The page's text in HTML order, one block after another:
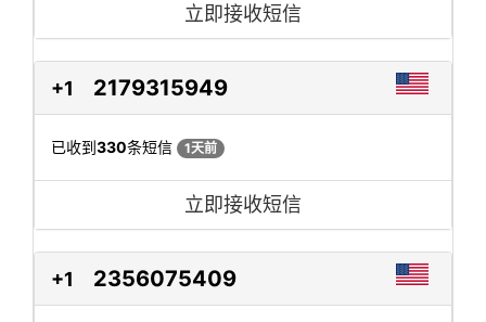
立即接收短信
+1 2179315949
已收到330条短信 1天前
立即接收短信
+1 2356075409